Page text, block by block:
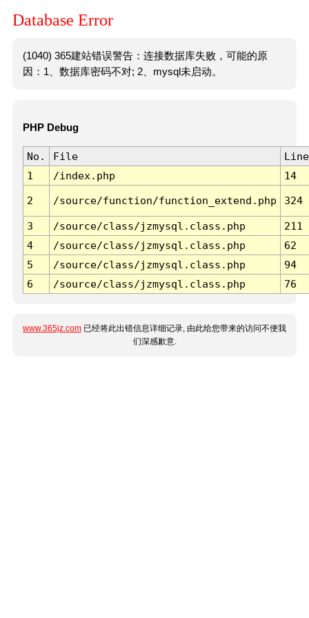
Database Error
(1040) 365建站错误警告：连接数据库失败，可能的原
因：1、数据库密码不对; 2、mysql未启动。
PHP Debug
No. File
Line
1
/index.php 14
2 /source/function/function_extend.php 324
3 /source/class/jzmysql.class.php
211
4
/source/class/jzmysql.class.php
62
5
/source/class/jzmysql.class.php
94
6
/source/class/jzmysql.class.php 76
www.365jz.com 已经将此出错信息详细记录, 由此给您带来的访问不便我
们深感歉意.